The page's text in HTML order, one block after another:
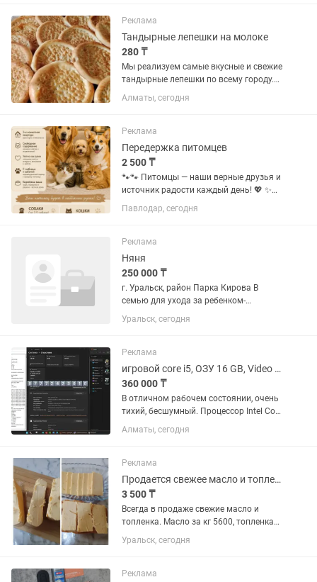
методами, применяя препараты, не
позволяющие...
Реклама
Тандырные лепешки на молоке
280 ₸
Мы реализуем самые вкусные и свежие
тандырные лепешки по всему городу.
Хлеб выпекается в самых чистых
условиях, с соблюдением всех правил
только в городе Алматы, но...
Алматы, сегодня
Реклама
Передержка питомцев
2 500 ₸
🐾🐾 Питомцы — наши верные друзья и
источник радости каждый день! 💖 ✨
Когда мы отправляемся в путешествие
или уезжаем надолго, кто позаботится
тут приходит на...
Павлодар, сегодня
Реклама
Няня
250 000 ₸
г. Уральск, район Парка Кирова В
семью для ухода за ребенком-
девочкой нужна няня. Работа 3 суток
через 3. Возраст ребенка 8 месяцев
Уральск, сегодня
Реклама
игровой core i5, ОЗУ 16 GB, Video 6 GB, SSD 2 TB, 15 игр, монитор 23
360 000 ₸
В отличном рабочем состоянии, очень
тихий, бесшумный. Процессор Intel Core
i5 2.9 GHz Видеокарта NVIDIA RTX 2060
GDDR6 6 GB, 192 bit, тянет любые игры
память...
Алматы, сегодня
Реклама
Продается свежее масло и топленка
3 500 ₸
Всегда в продаже свежие масло и
топленка. Масло за кг 5600, топленка
литр 3500. Без всяких добавок
маргарина и тд. Отзывов многоооо
Уральск, сегодня
Реклама